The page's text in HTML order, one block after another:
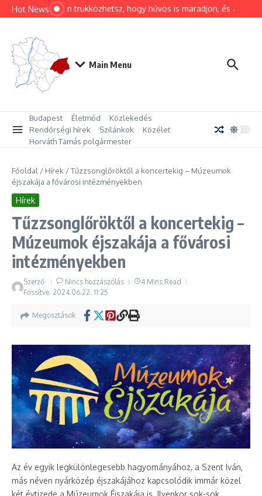
Ugrás a tartalomhoz
Hot NewsHogyan trükközhetsz, hogy hűvös is maradjon, és a
Main Menu
Budapest Életmód
Közlekedés
Rendőrségi hírek
Szilánkok
Közélet
Horváth Tamás polgármester
Főoldal / Hírek /Tűzzsonglőröktől a koncertekig – Múzeumok
éjszakája a fővárosi intézményekben
Hírek
Tűzzsonglőröktől a koncertekig –
Múzeumok éjszakája a fővárosi
intézményekben
Szerző Nincs hozzászólás
4 Mins Read
Frissítve: 2024.06.22. 11:25
Megosztások
Az év egyik legkülönlegesebb hagyományához, a Szent Iván,
más néven nyárközép éjszakájához kapcsolódik immár közel